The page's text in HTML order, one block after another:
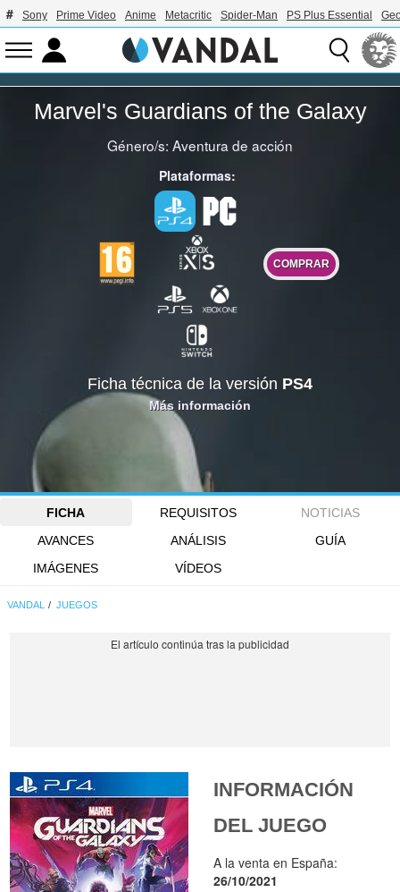
Sony Prime Video Anime Metacritic Spider-Man PS Plus Essential
Marvel's Guardians of the Galaxy
Género/s: Aventura de acción
Plataformas:
COMPRAR
Ficha técnica de la versión PS4
Más información
FICHA REQUISITOS
NOTICIAS
AVANCES
ANÁLISIS
GUÍA
IMÁGENES
VÍDEOS
VANDAL JUEGOS
INFORMACIÓN
DEL JUEGO
A la venta en España:
26/10/2021